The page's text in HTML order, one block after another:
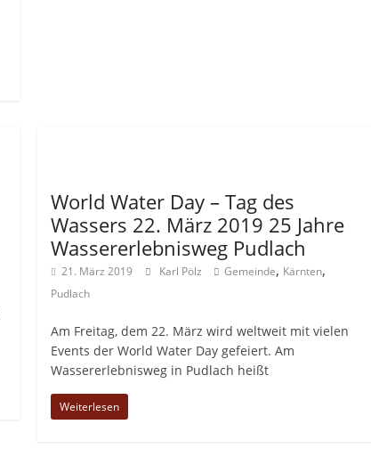
World Water Day – Tag des
Wassers 22. März 2019 25 Jahre
Wassererlebnisweg Pudlach
21. März 2019 Karl Pölz Gemeinde, Kärnten,
Pudlach
Am Freitag, dem 22. März wird weltweit mit vielen
Events der World Water Day gefeiert. Am
Wassererlebnisweg in Pudlach heißt
Weiterlesen